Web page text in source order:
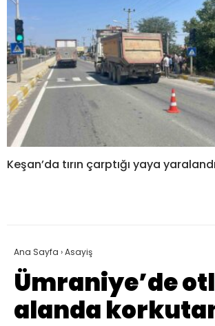
Keşan’da tırın çarptığı yaya yaralandı
Ana Sayfa ›Asayiş
Ümraniye’de
alanda